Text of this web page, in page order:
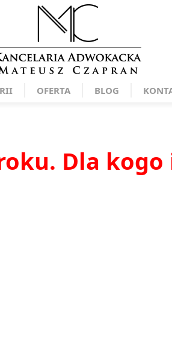
OFERTA BLOG
Dla kogo